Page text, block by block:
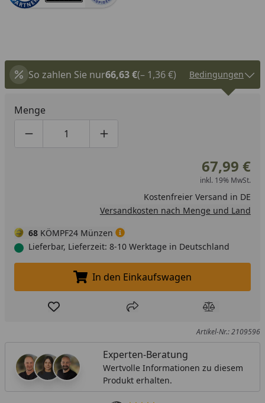
So zahlen Sie nur66,63 €(– 1,36 €) Bedingungen
Menge
Produktmenge um eins verringern
Produktmenge manuell eingeben
Produktmenge um eins erhöhen
67,99 €
inkl. 19% MwSt.
Kostenfreier Versand in DE
Versandkosten nach Menge und Land
68 KÖMPF24 Münzen
Lieferbar, Lieferzeit: 8-10 Werktage in Deutschland
In den Einkaufswagen legen
In den Einkaufswagen
Produkt zur Wunschliste hinzufügen
Teilen Produkt
Artikel-Nr.: 2109596
Experten-Beratung
Wertvolle Informationen zu diesem
Produkt erhalten.